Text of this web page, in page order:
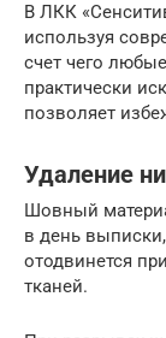
В ЛКК
используя
счет чего
практически
позволяет
Удаление
Шовный
в день
отодвинется
тканей.